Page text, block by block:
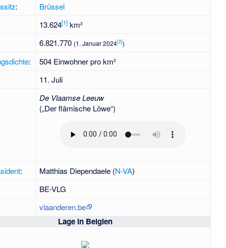
:
Brüssel
13.624[1] km²
6.821.770 (1. Januar 2024[2])
:
504 Einwohner pro km²
11. Juli
De Vlaamse Leeuw
(„Der flämische Löwe“)
: Matthias Diependaele (N-VA)
BE-VLG
vlaanderen.be
Lage in Belgien